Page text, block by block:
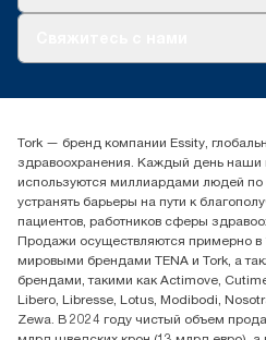
(+7) 777 779 0095
Контакты на рынках СНГ
ООО «Эссити»,
Достык, 210, 2 блок, 3
офис №32 050051, г.
Алматы, Казахстан
Tork — бренд компании Essity,
здравоохранения. Каждый день наши
используются миллиардами людей
устранять барьеры на пути к
пациентов, работников сферы
Продажи осуществляются примерно в
мировыми брендами TENA и Tork, а
брендами, такими как Actimove,
Libero, Libresse, Lotus, Modibodi,
Zewa. В 2024 году чистый объем